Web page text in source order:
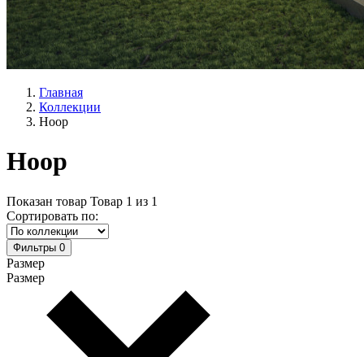
Главная
Коллекции
Hoop
Hoop
Показан товар Товар 1 из 1
Сортировать по:
Фильтры 0
Размер
Размер